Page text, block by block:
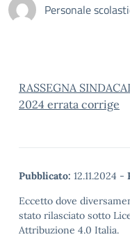
Personale
RASSEGNA
2024 errata corrige
Pubblicato: 12.11.2024 -
Eccetto dove
stato rilasciato sotto
Attribuzione 4.0 Italia.